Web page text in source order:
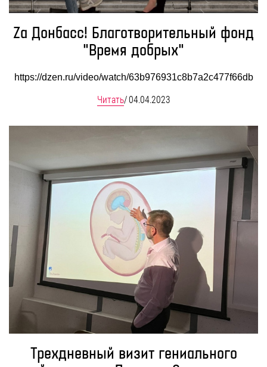
Zа Донбасс! Благотворительный фонд
"Время добрых"
https://dzen.ru/video/watch/63b976931c8b7a2c477f66db
Читать/04.04.2023
Трехдневный визит гениального